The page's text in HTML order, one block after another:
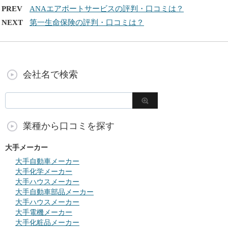
PREV
ANAエアポートサービスの評判・口コミは？
NEXT
第一生命保険の評判・口コミは？
会社名で検索
業種から口コミを探す
大手メーカー
大手自動車メーカー
大手化学メーカー
大手ハウスメーカー
大手自動車部品メーカー
大手ハウスメーカー
大手電機メーカー
大手化粧品メーカー